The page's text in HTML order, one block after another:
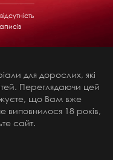
для дорослих, які
Переглядаючи цей
що Вам вже
виповнилося 18 років,
сайт.